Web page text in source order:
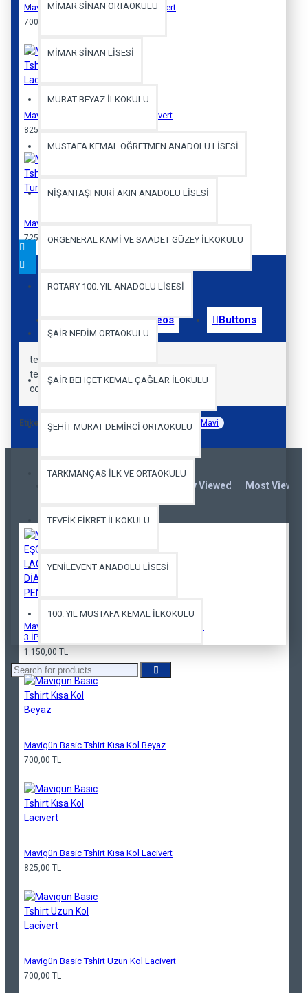
MİMAR SİNAN ORTAOKULU
MİMAR SİNAN LİSESİ
MURAT BEYAZ İLKOKULU
MUSTAFA KEMAL ÖĞRETMEN ANADOLU LİSESİ
NİŞANTAŞI NURİ AKIN ANADOLU LİSESİ
ORGENERAL KAMİ VE SAADET GÜZEY İLKOKULU
ROTARY 100. YIL ANADOLU LİSESİ
ŞAİR NEDİM ORTAOKULU
ŞAİR BEHÇET KEMAL ÇAĞLAR İLOKULU
ŞEHİT MURAT DEMİRCİ ORTAOKULU
TARKMANÇAS İLK VE ORTAOKULU
TEVFİK FİKRET İLKOKULU
YENİLEVENT ANADOLU LİSESİ
100. YIL MUSTAFA KEMAL İLKOKULU
Mavigün Basic Tshirt Uzun Kol Lacivert
700,00 TL
Mavigün Basic Tshirt Kısa Kol Lacivert
825,00 TL
Mavigün Polo Tshirt Kısa Kol Turuncu
725,00 TL
Videos Buttons
text
text
code
Etiketler: Mavigün Basic Tshirt Kısa Kol Saks Mavi
Recently Viewed Most Viewed
Mavigün ALT EŞOFMAN LACİVERT DİAGONEL
3 İPLİK PENYE
1.150,00 TL
Mavigün Basic Tshirt Kısa Kol Beyaz
700,00 TL
Mavigün Basic Tshirt Kısa Kol Lacivert
825,00 TL
Mavigün Basic Tshirt Uzun Kol Lacivert
700,00 TL